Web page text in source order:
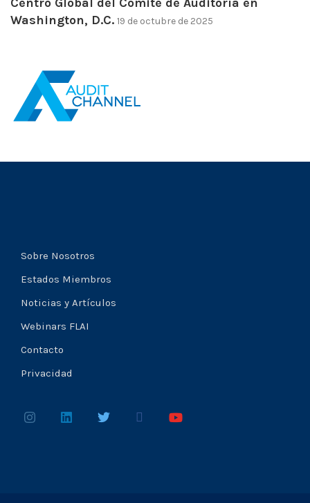
Washington, D.C. 19 de octubre de 2025
Sobre Nosotros
Estados Miembros
Noticias y Artículos
Webinars FLAI
Contacto
Privacidad